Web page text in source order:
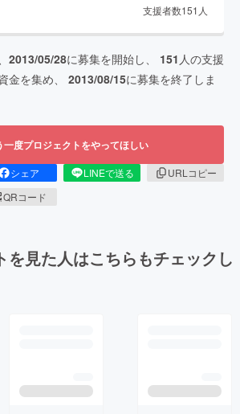
支援者数151 人
2013/05/28に募集を開始し、 151 人の支援
金を集め、 2013/08/15に募集を終了しま
一度プロジェクトをやってほしい
シェア LINEで送る
URLコピー
QRコード
を見た人はこちらもチェックし